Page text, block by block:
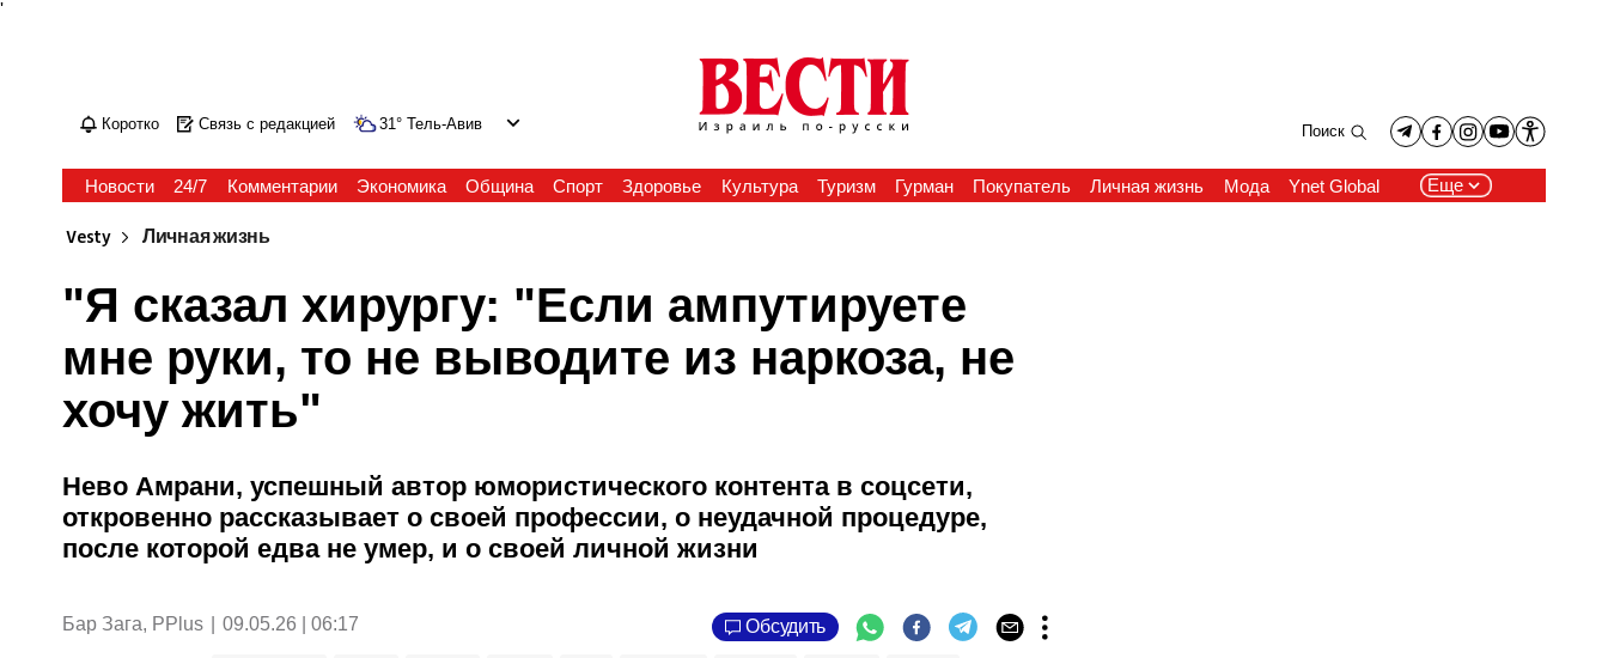
'
Коротко Связь с редакцией 31° Тель-Авив Поиск
Новости 24/7 Комментарии Экономика Община Спорт Здоровье Культура Туризм Гурман Покупатель Личная жизнь Мода Ynet Global Еще
Vesty Личная жизнь
"Я сказал хирургу: "Если ампутируете
мне руки, то не выводите из наркоза, не
хочу жить"
Нево Амрани, успешный автор юмористического контента в соцсети,
откровенно рассказывает о своей профессии, о неудачной процедуре,
после которой едва не умер, и о своей личной жизни
Бар Зага, PPlus 09.05.26 | 06:17 Обсудить